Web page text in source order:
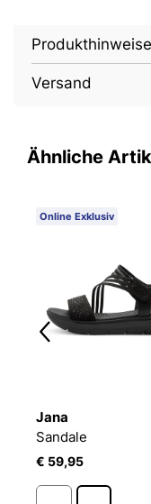
Produkthinweise
Versand
Ähnliche
Online Exklusiv
Jana
Sandale
€ 59,95